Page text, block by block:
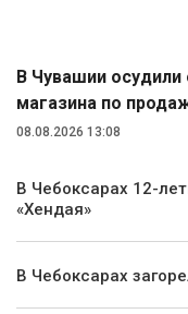
В Чувашии осудили
магазина по
08.08.2026 13:08
В Чебоксарах 12-
«Хендая»
В Чебоксарах